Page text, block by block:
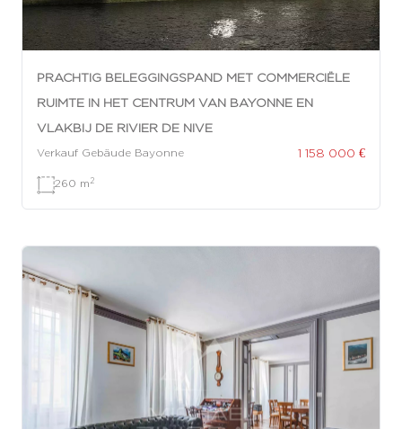
PRACHTIG BELEGGINGSPAND MET COMMERCIËLE
RUIMTE IN HET CENTRUM VAN BAYONNE EN
VLAKBIJ DE RIVIER DE NIVE
Verkauf Gebäude Bayonne 1 158 000 €
260 m 2